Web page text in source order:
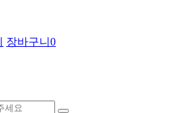
장바구니 0